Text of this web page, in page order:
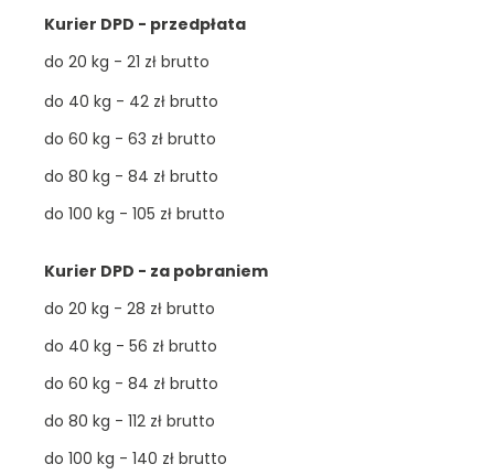
Kurier DPD - przedpłata
do 20 kg - 21 zł brutto
do 40 kg - 42 zł brutto
do 60 kg - 63 zł brutto
do 80 kg - 84 zł brutto
do 100 kg - 105 zł brutto
Kurier DPD - za pobraniem
do 20 kg - 28 zł brutto
do 40 kg - 56 zł brutto
do 60 kg - 84 zł brutto
do 80 kg - 112 zł brutto
do 100 kg - 140 zł brutto